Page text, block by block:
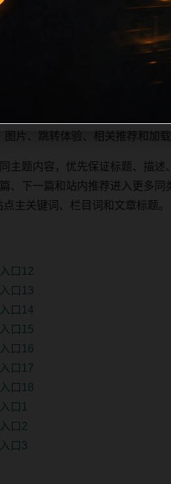
和重复首段，优先补充不同关
片、跳转体验、相关推荐和加载
主题内容，优先保证标题、描述
、下一篇和站内推荐进入更多同
主关键词、栏目词和文章标题。
口12
口13
口14
口15
口16
口17
口18
口1
口2
口3